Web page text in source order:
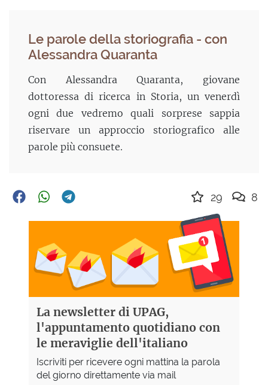
Le parole della storiografia - con
Alessandra Quaranta
Con Alessandra Quaranta, giovane
dottoressa di ricerca in Storia, un venerdì
ogni due vedremo quali sorprese sappia
riservare un approccio storiografico alle
parole più consuete.
29 8
La newsletter di UPAG,
l'appuntamento quotidiano con
le meraviglie dell'italiano
Iscriviti per ricevere ogni mattina la parola
del giorno direttamente via mail